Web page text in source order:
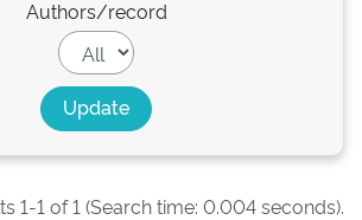
Authors/record
1-1 of 1 (Search time: 0.004 seconds).